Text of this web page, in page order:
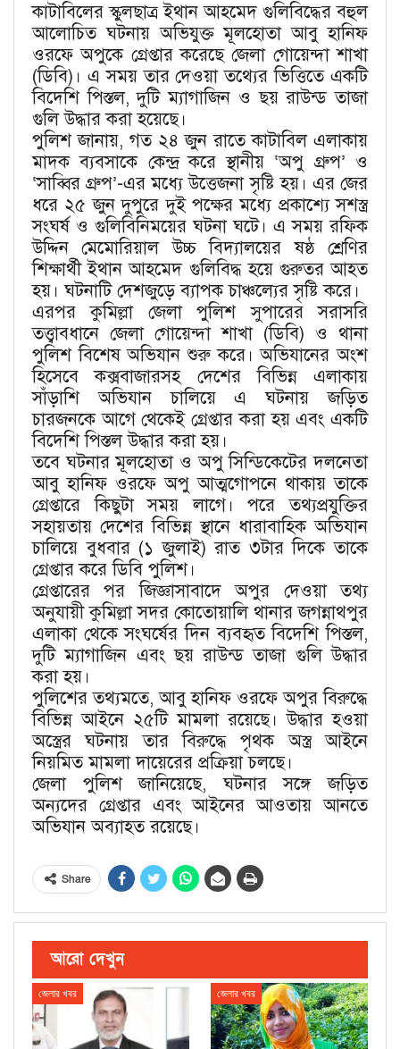
কাটাবিলের স্কুলছাত্র ইথান আহমেদ গুলিবিদ্ধের বহুল
আলোচিত ঘটনায় অভিযুক্ত মূলহোতা আবু হানিফ
ওরফে অপুকে গ্রেপ্তার করেছে জেলা গোয়েন্দা শাখা
(ডিবি)। এ সময় তার দেওয়া তথ্যের ভিত্তিতে একটি
বিদেশি পিস্তল, দুটি ম্যাগাজিন ও ছয় রাউন্ড তাজা
গুলি উদ্ধার করা হয়েছে।
পুলিশ জানায়, গত ২৪ জুন রাতে কাটাবিল এলাকায়
মাদক ব্যবসাকে কেন্দ্র করে স্থানীয় ‘অপু গ্রুপ’ ও
‘সাব্বির গ্রুপ’-এর মধ্যে উত্তেজনা সৃষ্টি হয়। এর জের
ধরে ২৫ জুন দুপুরে দুই পক্ষের মধ্যে প্রকাশ্যে সশস্ত্র
সংঘর্ষ ও গুলিবিনিময়ের ঘটনা ঘটে। এ সময় রফিক
উদ্দিন মেমোরিয়াল উচ্চ বিদ্যালয়ের ষষ্ঠ শ্রেণির
শিক্ষার্থী ইথান আহমেদ গুলিবিদ্ধ হয়ে গুরুতর আহত
হয়। ঘটনাটি দেশজুড়ে ব্যাপক চাঞ্চল্যের সৃষ্টি করে।
এরপর কুমিল্লা জেলা পুলিশ সুপারের সরাসরি
তত্ত্বাবধানে জেলা গোয়েন্দা শাখা (ডিবি) ও থানা
পুলিশ বিশেষ অভিযান শুরু করে। অভিযানের অংশ
হিসেবে কক্সবাজারসহ দেশের বিভিন্ন এলাকায়
সাঁড়াশি অভিযান চালিয়ে এ ঘটনায় জড়িত
চারজনকে আগে থেকেই গ্রেপ্তার করা হয় এবং একটি
বিদেশি পিস্তল উদ্ধার করা হয়।
তবে ঘটনার মূলহোতা ও অপু সিন্ডিকেটের দলনেতা
আবু হানিফ ওরফে অপু আত্মগোপনে থাকায় তাকে
গ্রেপ্তারে কিছুটা সময় লাগে। পরে তথ্যপ্রযুক্তির
সহায়তায় দেশের বিভিন্ন স্থানে ধারাবাহিক অভিযান
চালিয়ে বুধবার (১ জুলাই) রাত ৩টার দিকে তাকে
গ্রেপ্তার করে ডিবি পুলিশ।
গ্রেপ্তারের পর জিজ্ঞাসাবাদে অপুর দেওয়া তথ্য
অনুযায়ী কুমিল্লা সদর কোতোয়ালি থানার জগন্নাথপুর
এলাকা থেকে সংঘর্ষের দিন ব্যবহৃত বিদেশি পিস্তল,
দুটি ম্যাগাজিন এবং ছয় রাউন্ড তাজা গুলি উদ্ধার
করা হয়।
পুলিশের তথ্যমতে, আবু হানিফ ওরফে অপুর বিরুদ্ধে
বিভিন্ন আইনে ২৫টি মামলা রয়েছে। উদ্ধার হওয়া
অস্ত্রের ঘটনায় তার বিরুদ্ধে পৃথক অস্ত্র আইনে
নিয়মিত মামলা দায়েরের প্রক্রিয়া চলছে।
জেলা পুলিশ জানিয়েছে, ঘটনার সঙ্গে জড়িত
অন্যদের গ্রেপ্তার এবং আইনের আওতায় আনতে
অভিযান অব্যাহত রয়েছে।
Share
আরো দেখুন
জেলার খবর জেলার খবর